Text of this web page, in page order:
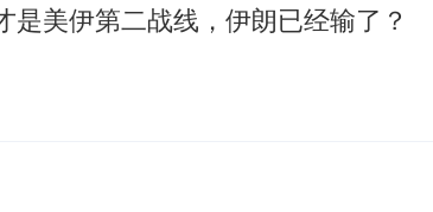
是美伊第二战线，伊朗已经输了？